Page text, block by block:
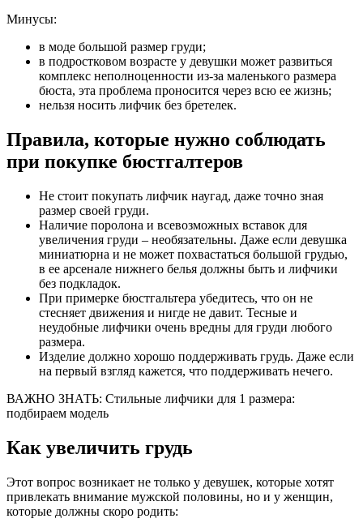
Минусы:
в моде большой размер груди;
в подростковом возрасте у девушки может развиться
комплекс неполноценности из-за маленького размера
бюста, эта проблема проносится через всю ее жизнь;
нельзя носить лифчик без бретелек.
Правила, которые нужно соблюдать
при покупке бюстгалтеров
Не стоит покупать лифчик наугад, даже точно зная
размер своей груди.
Наличие поролона и всевозможных вставок для
увеличения груди – необязательны. Даже если девушка
миниатюрна и не может похвастаться большой грудью,
в ее арсенале нижнего белья должны быть и лифчики
без подкладок.
При примерке бюстгальтера убедитесь, что он не
стесняет движения и нигде не давит. Тесные и
неудобные лифчики очень вредны для груди любого
размера.
Изделие должно хорошо поддерживать грудь. Даже если
на первый взгляд кажется, что поддерживать нечего.
ВАЖНО ЗНАТЬ: Стильные лифчики для 1 размера:
подбираем модель
Как увеличить грудь
Этот вопрос возникает не только у девушек, которые хотят
привлекать внимание мужской половины, но и у женщин,
которые должны скоро родить: